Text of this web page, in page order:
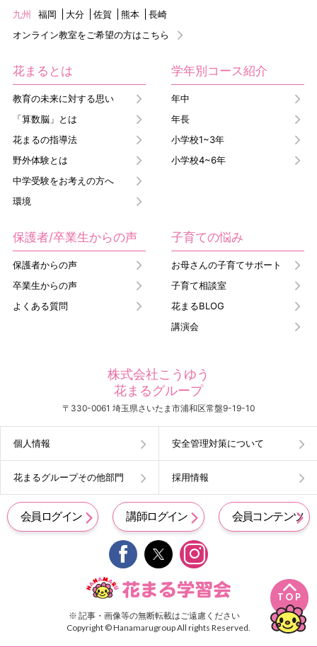
TOP
九州
福岡 大分 佐賀 熊本
長崎
オンライン教室をご希望の方はこちら
花まるとは
教育の未来に対する思い
「算数脳」とは
花まるの指導法
野外体験とは
中学受験をお考えの方へ
環境
学年別コース紹介
年中
年長
小学校1~3年
小学校4~6年
保護者/卒業生からの声
保護者からの声
卒業生からの声
よくある質問
子育ての悩み
お母さんの子育てサポート
子育て相談室
花まるBLOG
講演会
株式会社こうゆう
花まるグループ
〒330-0061 埼玉県さいたま市浦和区常盤9-19-10
個人情報 安全管理対策について
花まるグループその他部門 採用情報
会員ログイン 講師ログイン 会員コンテンツ
 
※ 記事・画像等の無断転載はご遠慮ください
Copyright © Hanamarugroup All rights Reserved.